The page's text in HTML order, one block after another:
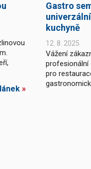
»
Gastro
kuchyně
12. 8. 2025
Vážení
profesionální
pro